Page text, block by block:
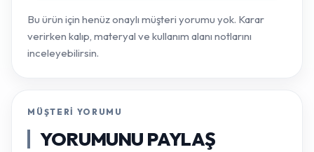
Bu ürün için henüz onaylı müşteri yorumu yok. Karar
verirken kalıp, materyal ve kullanım alanı notlarını
inceleyebilirsin.
MÜŞTERI YORUMU
YORUMUNU PAYLAŞ